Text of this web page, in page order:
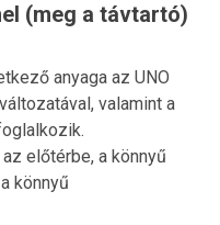
(meg a távtartó)
anyaga az UNO
valamint a
előtérbe, a könnyű
könnyű